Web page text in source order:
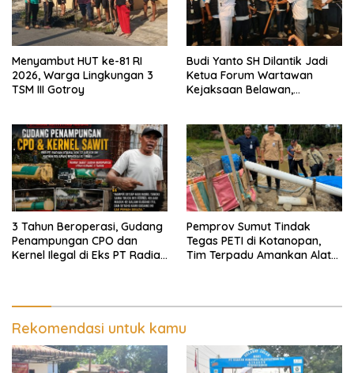
Menyambut HUT ke-81 RI
2026, Warga Lingkungan 3
TSM III Gotroy
Budi Yanto SH Dilantik Jadi
Ketua Forum Wartawan
Kejaksaan Belawan,
Pendampingan Hukum dan
Ekomoni Semua Anggota
3 Tahun Beroperasi, Gudang
Penampungan CPO dan
Kernel Ilegal di Eks PT Radian
Pemprov Sumut Tindak
Tegas PETI di Kotanopan,
Tim Terpadu Amankan Alat
Rekomendasi untuk kamu